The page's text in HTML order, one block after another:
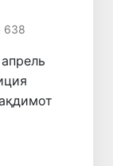
638